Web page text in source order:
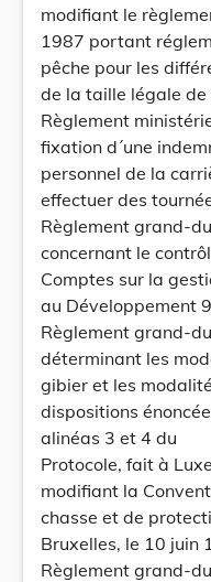
modifiant le
1987 portant
pêche pour les
de la taille légale
Règlement
fixation d´une
personnel de la
effectuer des
Règlement grand-
concernant le
Comptes sur la
au Développement
Règlement grand-
déterminant les
gibier et les
dispositions
alinéas 3 et 4 du
Protocole, fait à
modifiant la
chasse et de
Bruxelles, le 10 juin
Règlement grand-